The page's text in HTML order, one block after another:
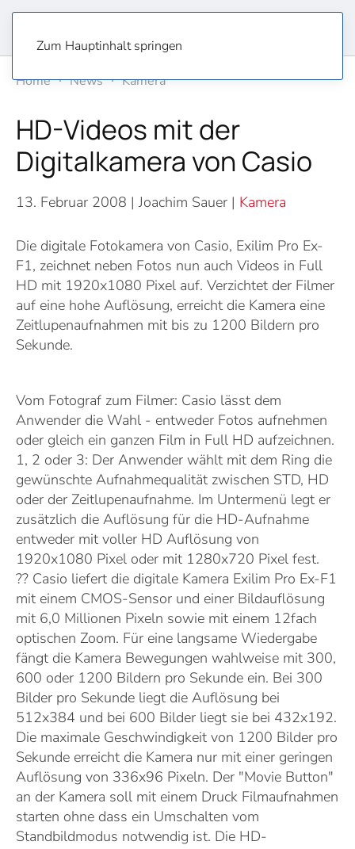
Zum Hauptinhalt springen
Home
News Kamera
HD-Videos mit der
Digitalkamera von Casio
13. Februar 2008 | Joachim Sauer | Kamera
Die digitale Fotokamera von Casio, Exilim Pro Ex-
F1, zeichnet neben Fotos nun auch Videos in Full
HD mit 1920x1080 Pixel auf. Verzichtet der Filmer
auf eine hohe Auflösung, erreicht die Kamera eine
Zeitlupenaufnahmen mit bis zu 1200 Bildern pro
Sekunde.
Vom Fotograf zum Filmer: Casio lässt dem
Anwender die Wahl - entweder Fotos aufnehmen
oder gleich ein ganzen Film in Full HD aufzeichnen.
1, 2 oder 3: Der Anwender wählt mit dem Ring die
gewünschte Aufnahmequalität zwischen STD, HD
oder der Zeitlupenaufnahme. Im Untermenü legt er
zusätzlich die Auflösung für die HD-Aufnahme
entweder mit voller HD Auflösung von
1920x1080 Pixel oder mit 1280x720 Pixel fest.
?? Casio liefert die digitale Kamera Exilim Pro Ex-F1
mit einem CMOS-Sensor und einer Bildauflösung
mit 6,0 Millionen Pixeln sowie mit einem 12fach
optischen Zoom. Für eine langsame Wiedergabe
fängt die Kamera Bewegungen wahlweise mit 300,
600 oder 1200 Bildern pro Sekunde ein. Bei 300
Bilder pro Sekunde liegt die Auflösung bei
512x384 und bei 600 Bilder liegt sie bei 432x192.
Die maximale Geschwindigkeit von 1200 Bilder pro
Sekunde erreicht die Kamera nur mit einer geringen
Auflösung von 336x96 Pixeln. Der "Movie Button"
an der Kamera soll mit einem Druck Filmaufnahmen
starten ohne dass ein Umschalten vom
Standbildmodus notwendig ist. Die HD-